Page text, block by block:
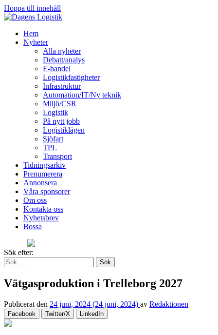
Hoppa till innehåll
Hem
Nyheter
Alla nyheter
Debatt/analys
E-handel
Logistikfastigheter
Infrastruktur
Automation/IT/Ny teknik
Miljö/CSR
Logistik
På nytt jobb
Logistiklägen
Sjöfart
TPL
Transport
Tidningsarkiv
Prenumerera
Annonsera
Våra sponsorer
Om oss
Kontakta oss
Nyhetsbrev
Bossa
Sök efter:
Vätgasproduktion i Trelleborg 2027
Publicerat den 24 juni, 2024 (24 juni, 2024) av Redaktionen
Facebook Twitter/X LinkedIn